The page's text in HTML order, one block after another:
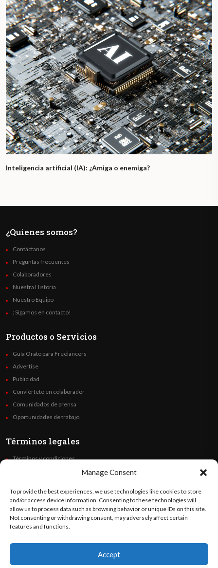
Manage Consent
To provide the best experiences, we use technologies like cookies to store
and/or access device information. Consenting to these technologies will
allow us to process data such as browsing behavior or unique IDs on this site.
Not consenting or withdrawing consent, may adversely affect certain
features and functions.
Accept
Inteligencia artificial (IA): ¿Amiga o enemiga?
¿Quienes somos?
Contáctanos
Preguntas frecuentes
Colaboradores
Nuestra Historia
Nuestro Equipo
¡Sigamos en contacto!
Productos o Servicios
Guía Orato para Freelancers
Advertise
Publicidad
Conviértete en colaborador
Comunidados de prensa
Oportunidades de trabajo
Términos legales
Términos y condiciones
Code of Ethics
Síguenos
©OratoWorld Media 2026. Todos los derechos reservados..